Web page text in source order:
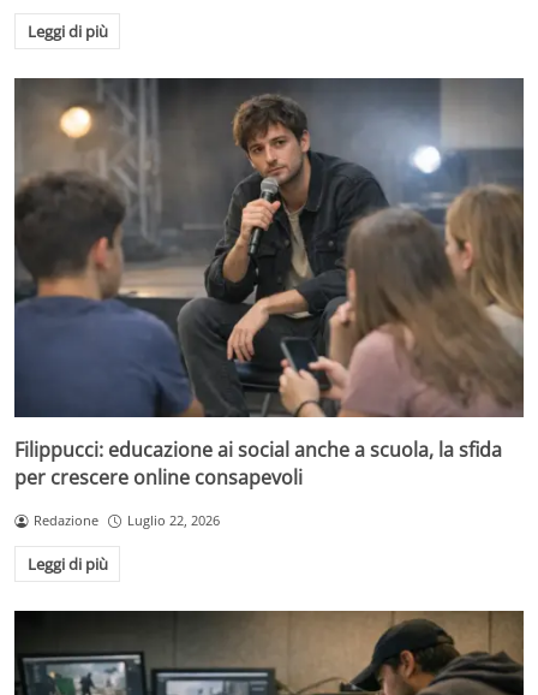
Leggi di più
Filippucci: educazione ai social anche a scuola, la sfida
per crescere online consapevoli
Redazione Luglio 22, 2026
Leggi di più